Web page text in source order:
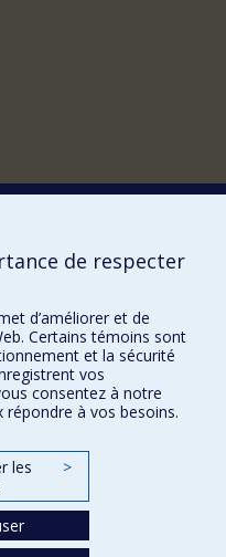
de respecter
d’améliorer et de
Certains témoins sont
et la sécurité
vos
consentez à notre
à vos besoins.
les
>